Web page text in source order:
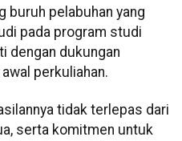
buruh pelabuhan yang
pada program studi
dengan dukungan
perkuliahan.
tidak terlepas dari
serta komitmen untuk